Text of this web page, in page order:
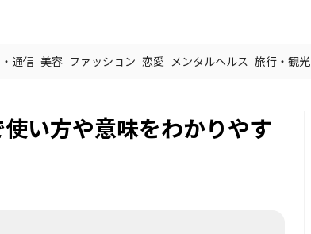
通信 美容 ファッション 恋愛 メンタルヘルス 旅行・観光
い方や意味をわかりやす